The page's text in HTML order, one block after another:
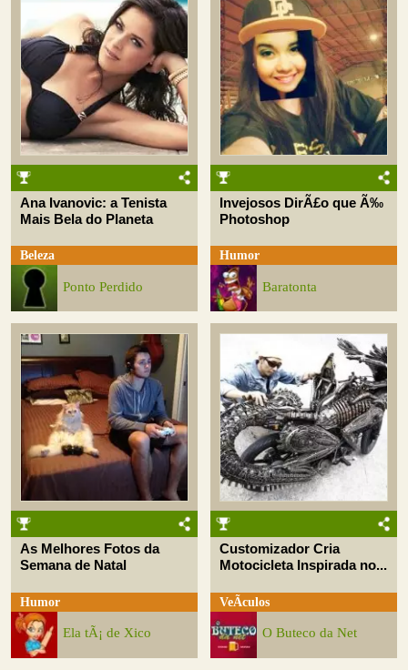
Ana Ivanovic: a Tenista
Mais Bela do Planeta
Beleza
Ponto Perdido
Invejosos DirÃ£o que Ã‰
Photoshop
Humor
Baratonta
As Melhores Fotos da
Semana de Natal
Humor
Ela tÃ¡ de Xico
Customizador Cria
Motocicleta Inspirada no...
VeÃ­culos
O Buteco da Net